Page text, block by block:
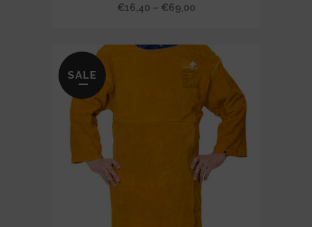
€16,40 – €69,00Price
€16,40
through
SALE